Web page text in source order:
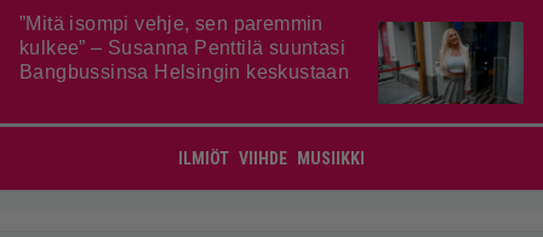
”Mitä isompi vehje, sen paremmin
kulkee” – Susanna Penttilä suuntasi
Bangbussinsa Helsingin keskustaan
ILMIÖT VIIHDE MUSIIKKI